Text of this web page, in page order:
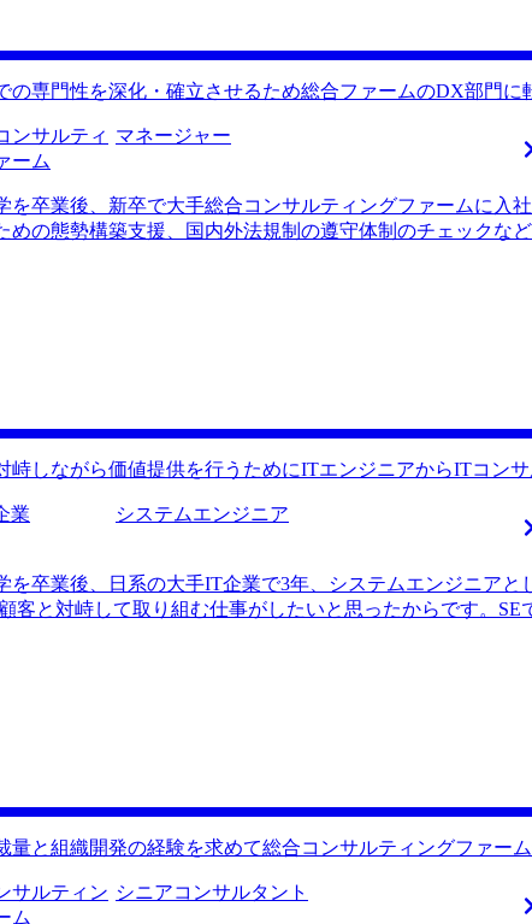
としての基礎能力を極限まで高めたいというキャリア観も
環境である戦略コンサルティングファームに挑戦するのが
手は、ケース面接対策の質の高さです。戦略コンサルタン
的で、模擬面接後のフィードバックが非常に的確でした。
飛躍があったのか」を鋭く指摘してくださったおかげで、
いう方が担当をしてくださったのですが、とても親身に対
のように考えてくださっていて、とても心強かったです。
線に少しでも鈍化を感じたら、恐れずに新しい環境へ飛び
の専門性を深化・確立させるため総合ファームのDX部門に
ンサルティ
ーム
マネージャー
を卒業後、新卒で大手総合コンサルティングファームに入
めの態勢構築支援、国内外法規制の遵守体制のチェックな
専門性を磨くことができる総合系コンサルティングファー
ジェントさんと比較した時に、最も効率的であると感じま
ンサルティングファームの転職市場について、非常に端的
なり忙しい合間を縫って転職活動をすることになったので
てくださったのは岩崎さんは非常に丁寧なヒアリングをし
ームが適当であるかを真剣に考えてくれていたように感じ
りました。 一度戦略コンサルタントの経験を挟んだこと
の戦略案件をこなしたおかげで地力がつきましたし、広く
峙しながら価値提供を行うためにITエンジニアからITコン
業 システムエンジニア
を卒業後、日系の大手IT企業で3年、システムエンジニア
客と対峙して取り組む仕事がしたいと思ったからです。
す。 MyVisionさんはエンジニア転職も扱いながら、コンサ
タントにも強く興味を持っていた一方で、エンジニア転職
いただいたIT系コンサルティングファームの種類の多さや
ました。 担当の岩崎さんと私の希望に沿ったエンジニア、
ったです。特にコンサルティングファームへの転職に関す
求められる、構造化された話し方やケース面接の練習をし
量と組織開発の経験を求めて総合コンサルティングファー
サルティン
ム
シニアコンサルタント